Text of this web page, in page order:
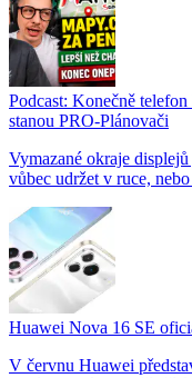
Podcast: Konečně
stanou PRO-Plánovači
Vymazané okraje
vůbec udržet v ruce,
Huawei Nova 16 SE
V červnu Huawei